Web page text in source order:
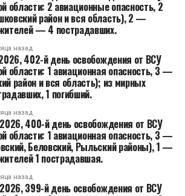
области: 2 авиационные опасность, 2
район и вся область), 2 —
— 4 пострадавших.
назад
402-й день освобождения от ВСУ
области: 1 авиационная опасность, 3 —
район и вся область); из мирных
1 погибший.
назад
400-й день освобождения от ВСУ
области: 1 авиационная опасность, 3 —
Беловский, Рыльский районы), 1 —
1 пострадавшая.
назад
399-й день освобождения от ВСУ